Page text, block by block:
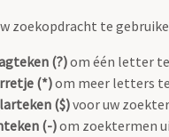
zoekopdracht te
(?)om één letter
(*)om meer letters
($)voor uw
(-)om zoektermen